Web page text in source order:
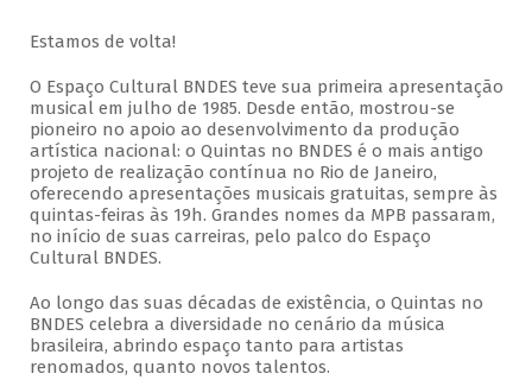
Estamos de volta!
O Espaço Cultural BNDES teve sua primeira apresentação
musical em julho de 1985. Desde então, mostrou-se
pioneiro no apoio ao desenvolvimento da produção
artística nacional: o Quintas no BNDES é o mais antigo
projeto de realização contínua no Rio de Janeiro,
oferecendo apresentações musicais gratuitas, sempre às
quintas-feiras às 19h. Grandes nomes da MPB passaram,
no início de suas carreiras, pelo palco do Espaço
Cultural BNDES.
Ao longo das suas décadas de existência, o Quintas no
BNDES celebra a diversidade no cenário da música
brasileira, abrindo espaço tanto para artistas
renomados, quanto novos talentos.